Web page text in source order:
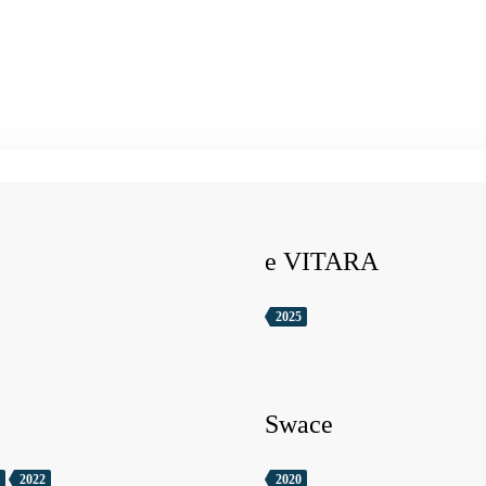
e VITARA
2025
2022
Swace
2020